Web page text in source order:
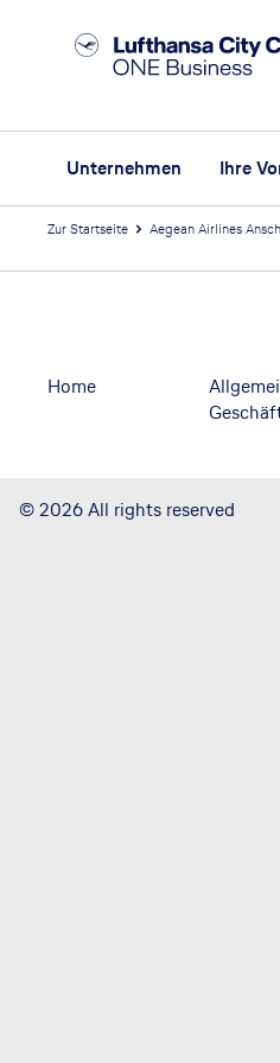
Unternehmen Ihre
Zur Startseite Aegean Airlines
Home
©2026All rights reserved